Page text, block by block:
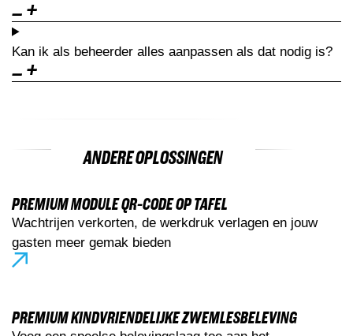
Kan ik als beheerder alles aanpassen als dat nodig is?
ANDERE OPLOSSINGEN
PREMIUM MODULE QR-CODE OP TAFEL
Wachtrijen verkorten, de werkdruk verlagen en jouw
gasten meer gemak bieden
PREMIUM KINDVRIENDELIJKE ZWEMLESBELEVING